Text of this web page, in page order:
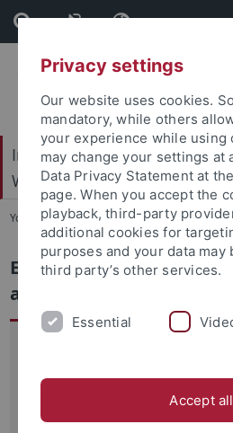
Skip
to
content
Skip
to
footer
Internationales Zentrum für
Wissenschaften (IZEW)
You are here: Startseite ... EGAR
Ethische und
autonomer Robotik
sieben Forschungsprojekte. Die
reichte von optimierten
Privacy settings
Our website uses cookies.
mandatory, while others
your experience while using
may change your settings at
Data Privacy Statement at
page. When you accept the
playback, third-party
additional cookies for
purposes and your data may
third party’s other services.
Essential
Accept all